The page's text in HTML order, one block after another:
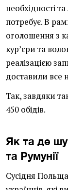
необхідності
потребує. В
оголошення з
кур’єри та
реалізацією
доставили все
Так, завдяки
450 обідів.
Як та де
та Румунії
Сусідня Польща